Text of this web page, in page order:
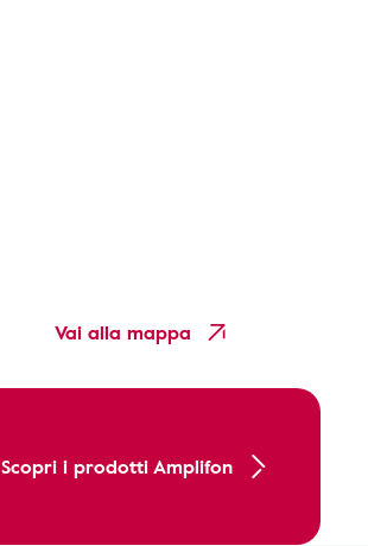
Vai alla mappa
Scopri i prodotti Amplifon